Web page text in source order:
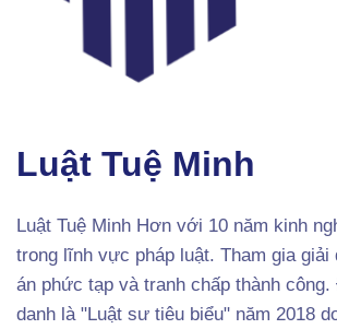
Luật Tuệ Minh
Luật Tuệ Minh Hơn với 10 năm kinh
trong lĩnh vực pháp luật. Tham gia giải
án phức tạp và tranh chấp thành
danh là "Luật sư tiêu biểu" năm 2018